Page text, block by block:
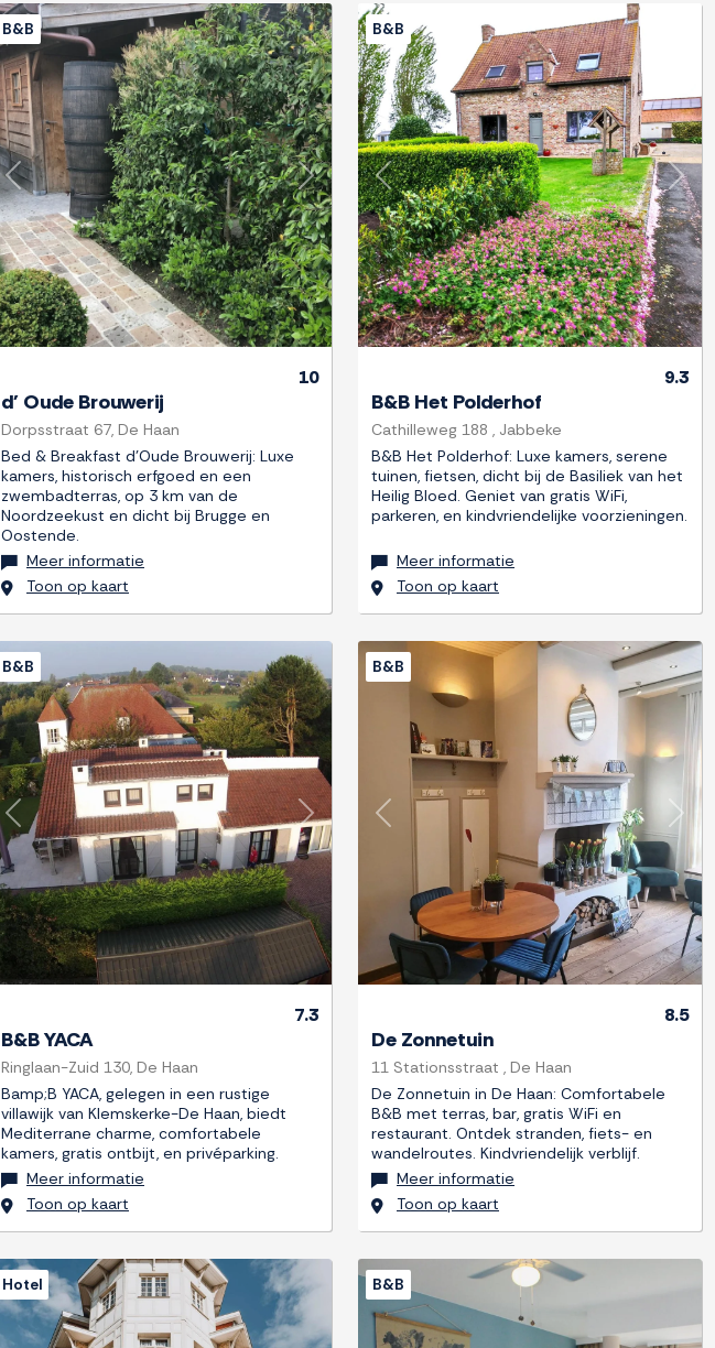
Previous Next
B&B
10
d' Oude Brouwerij
Dorpsstraat 67, De Haan
Bed & Breakfast d'Oude Brouwerij: Luxe
kamers, historisch erfgoed en een
zwembadterras, op 3 km van de
Noordzeekust en dicht bij Brugge en
Oostende.
Meer informatie
Toon op kaart
Previous Next
B&B
9.3
B&B Het Polderhof
Cathilleweg 188 , Jabbeke
B&B Het Polderhof: Luxe kamers, serene
tuinen, fietsen, dicht bij de Basiliek van het
Heilig Bloed. Geniet van gratis WiFi,
parkeren, en kindvriendelijke voorzieningen.
Meer informatie
Toon op kaart
Previous Next
B&B
7.3
B&B YACA
Ringlaan-Zuid 130, De Haan
Bamp;B YACA, gelegen in een rustige
villawijk van Klemskerke-De Haan, biedt
Mediterrane charme, comfortabele
kamers, gratis ontbijt, en privéparking.
Meer informatie
Toon op kaart
Previous Next
B&B
8.5
De Zonnetuin
11 Stationsstraat , De Haan
De Zonnetuin in De Haan: Comfortabele
B&B met terras, bar, gratis WiFi en
restaurant. Ontdek stranden, fiets- en
wandelroutes. Kindvriendelijk verblijf.
Meer informatie
Toon op kaart
Hotel B&B